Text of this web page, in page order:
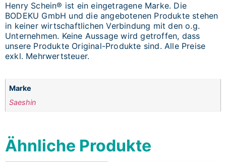
Henry Schein® ist ein eingetragene Marke. Die
BODEKU GmbH und die angebotenen Produkte stehen
in keiner wirtschaftlichen Verbindung mit den o.g.
Unternehmen. Keine Aussage wird getroffen, dass
unsere Produkte Original-Produkte sind. Alle Preise
exkl. Mehrwertsteuer.
Marke
Saeshin
Ähnliche Produkte